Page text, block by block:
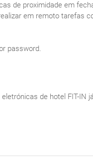
de proximidade em
em remoto tarefas
password.
de hotel FIT-